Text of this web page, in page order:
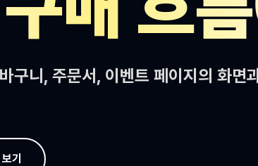
구니, 주문서, 이벤트 페이지의 화면
기